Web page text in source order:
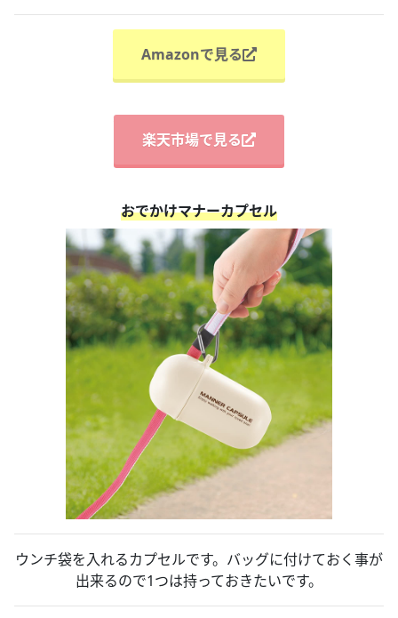
Amazonで見る
楽天市場で見る
おでかけマナーカプセル
ウンチ袋を入れるカプセルです。バッグに付けておく事が
出来るので1つは持っておきたいです。